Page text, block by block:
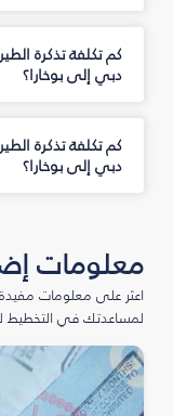
كم تكلفة تذكرة
دبي إلى بوخارا؟
كم تكلفة تذكرة
دبي إلى بوخارا؟
معلومات
اعثر على معلومات
لمساعدتك في التخطيط